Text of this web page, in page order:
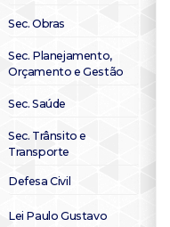
Sec. Obras
Sec. Planejamento,
Orçamento e Gestão
Sec. Saúde
Sec. Trânsito e
Transporte
Defesa Civil
Lei Paulo Gustavo